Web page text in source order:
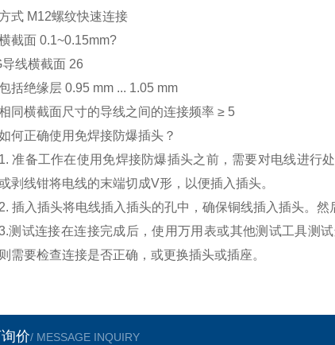
式 M12螺纹快速连接
截面 0.1~0.15mm?
导线横截面 26
括绝缘层 0.95 mm ... 1.05 mm
同横截面尺寸的导线之间的连接频率 ≥ 5
何正确使用免焊接防爆插头？
准备工作在使用免焊接防爆插头之前，需要对电线进行
剥线钳将电线的末端切成V形，以便插入插头。
插入插头将电线插入插头的孔中，确保铜线插入插头。然
测试连接在连接完成后，使用万用表或其他测试工具测
需要检查连接是否正确，或更换插头或插座。
价/ MESSAGE INQUIRY